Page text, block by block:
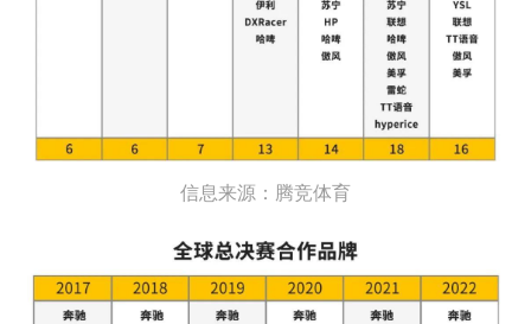
信息来源：腾竞体育